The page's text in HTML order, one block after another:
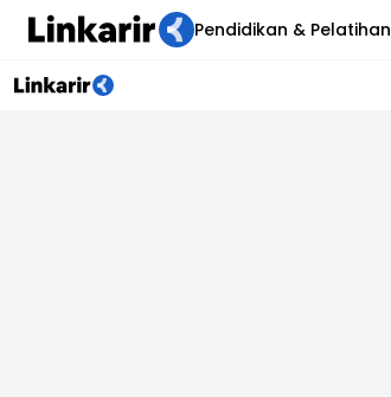
Pendidikan & Pelatihan